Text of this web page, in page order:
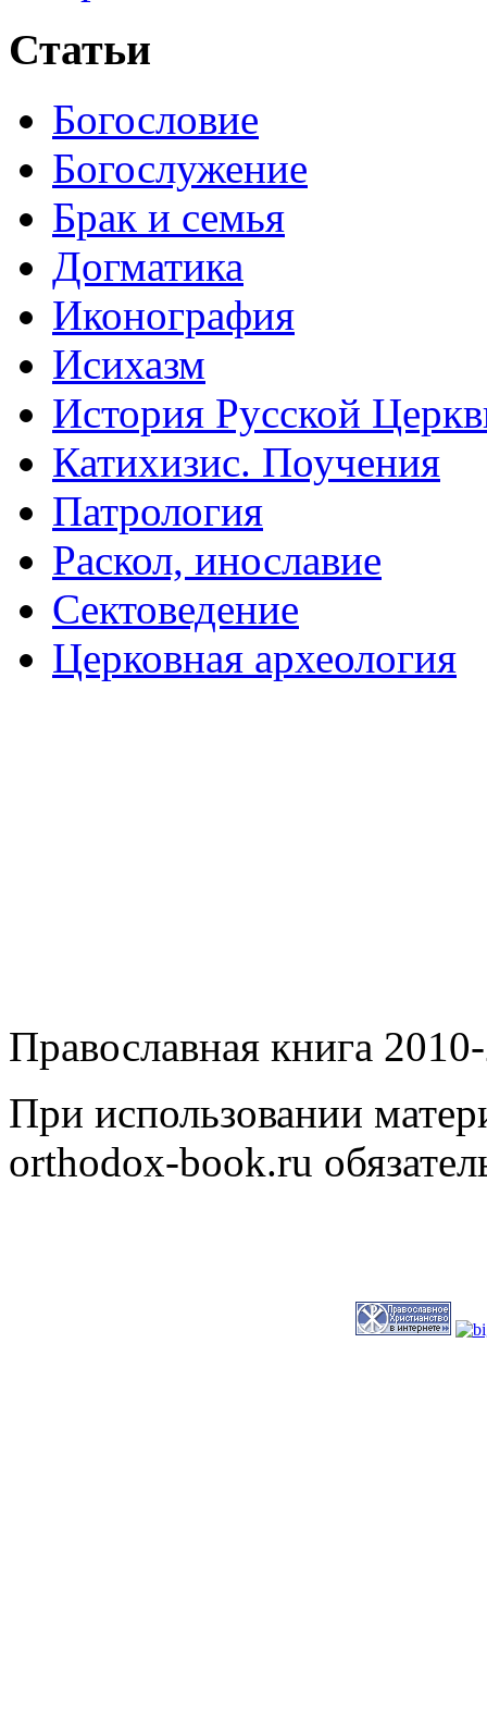
Статьи
Богословие
Богослужение
Брак и семья
Догматика
Иконография
Исихазм
История Русской
Катихизис. Поучения
Патрология
Раскол, инославие
Сектоведение
Церковная археология
Православная книга
При использовании
orthodox-book.ru